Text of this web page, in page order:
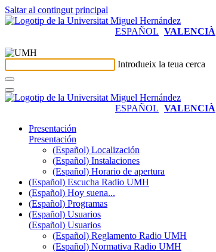
Saltar al contingut principal
ESPAÑOL VALENCIÀ
Introdueix la teua cerca
ESPAÑOL VALENCIÀ
Presentación
Presentación
(Español) Localización
(Español) Instalaciones
(Español) Horario de apertura
(Español) Escucha Radio UMH
(Español) Hoy suena...
(Español) Programas
(Español) Usuarios
(Español) Usuarios
(Español) Reglamento Radio UMH
(Español) Normativa Radio UMH